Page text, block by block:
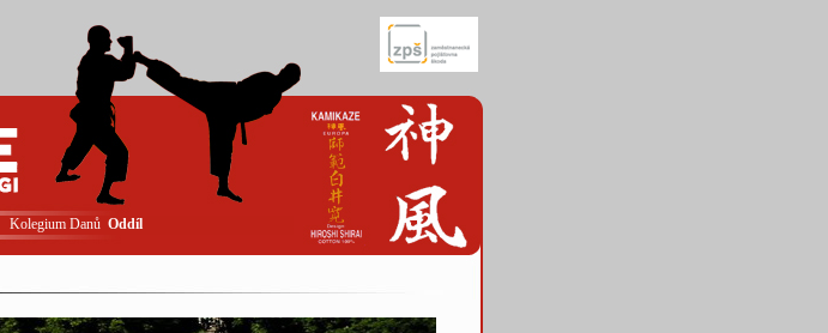
Login
Kolegium Danů Oddíl